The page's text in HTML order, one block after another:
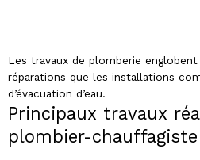
Les travaux de plomberie
réparations que les installations
d’évacuation d’eau.
Principaux travaux
plombier-